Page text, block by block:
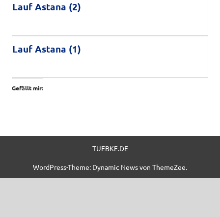
Lauf Astana (2)
Lauf Astana (1)
Gefällt mir:
TUEBKE.DE
WordPress-Theme: Dynamic News von ThemeZee.